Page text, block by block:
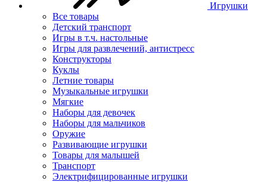
Игрушки
Все товары
Детский транспорт
Игры в т.ч. настольные
Игры для развлечений, антистресс
Конструкторы
Куклы
Летние товары
Музыкальные игрушки
Мягкие
Наборы для девочек
Наборы для мальчиков
Оружие
Развивающие игрушки
Товары для малышей
Транспорт
Электрифицированные игрушки